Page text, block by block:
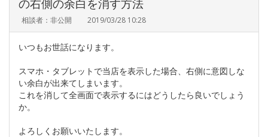
の右側の余白を消す方法
相談者：非公開 2019/03/28 10:28
いつもお世話になります。
スマホ・タブレットで当店を表示した場合、右側に意図しな
い余白が出来てしまいます。
これを消して全画面で表示するにはどうしたら良いでしょう
か。
よろしくお願いいたします。